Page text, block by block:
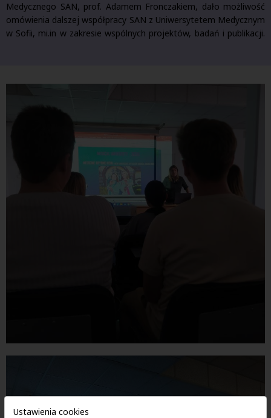
Medycznego SAN, prof. Adamem Fronczakiem, dało możliwość
omówienia dalszej współpracy SAN z Uniwersytetem Medycznym
w Sofii, mi.in w zakresie wspólnych projektów, badań i publikacji.
Ustawienia cookies